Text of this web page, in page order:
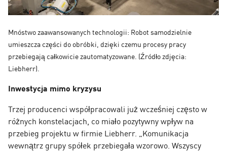
Mnóstwo zaawansowanych technologii: Robot samodzielnie
umieszcza części do obróbki, dzięki czemu procesy pracy
przebiegają całkowicie zautomatyzowane. (Źródło zdjęcia:
Liebherr).
Inwestycja mimo kryzysu
Trzej producenci współpracowali już wcześniej często w
różnych konstelacjach, co miało pozytywny wpływ na
przebieg projektu w firmie Liebherr. „Komunikacja
wewnątrz grupy spółek przebiegała wzorowo. Wszyscy